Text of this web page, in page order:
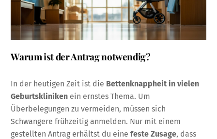
Warum ist der Antrag notwendig?
In der heutigen Zeit ist die Bettenknappheit in vielen
Geburtskliniken ein ernstes Thema. Um
Überbelegungen zu vermeiden, müssen sich
Schwangere frühzeitig anmelden. Nur mit einem
gestellten Antrag erhältst du einefeste Zusage, dass